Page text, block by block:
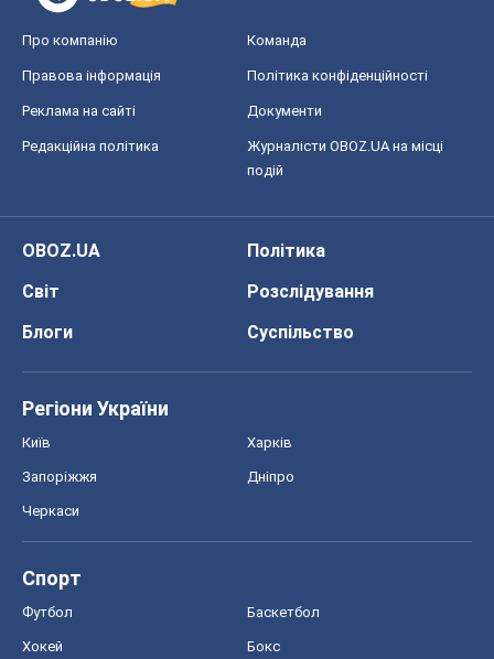
Про компанію Команда
Правова інформація Політика конфіденційності
Реклама на сайті Документи
Редакційна політика
Журналісти OBOZ.UA на місці
подій
OBOZ.UA
Політика
Світ
Розслідування
Блоги
Суспільство
Регіони України
Київ Харків
Запоріжжя Дніпро
Черкаси
Спорт
Футбол Баскетбол
Хокей Бокс